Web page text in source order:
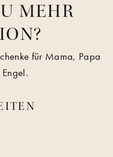
MEHR
für Mama, Papa